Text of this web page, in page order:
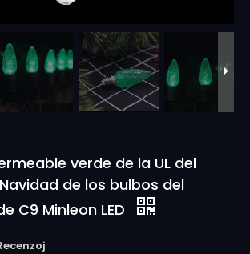
verde de la UL del
de los bulbos del
C9 Minleon LED